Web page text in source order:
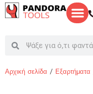
Μετάβαση
στο
SearchSearch
Αρχική σελίδα / Εξαρτήματα